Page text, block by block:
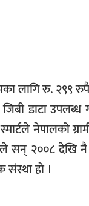
लागि रु. २९९
डाटा उपलब्ध
नेपालको
सन् २००८ देखि
संस्था हो ।